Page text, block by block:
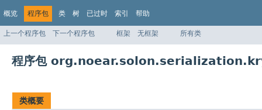
概览 程序包 类 树 已过时 索引 帮助
上一个程序包 下一个程序包 框架 无框架 所有类
程序包
类概要